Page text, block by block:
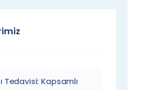
Tedavisi: Kapsamlı